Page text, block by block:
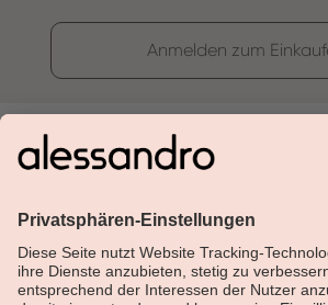
Anmelden zum
Über Alessandro
Shop